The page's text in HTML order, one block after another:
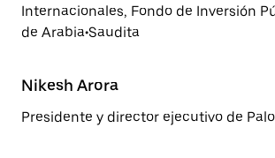
Internacionales, Fondo de Inversión
de Arabia•Saudita
Nikesh Arora
Presidente y director ejecutivo de